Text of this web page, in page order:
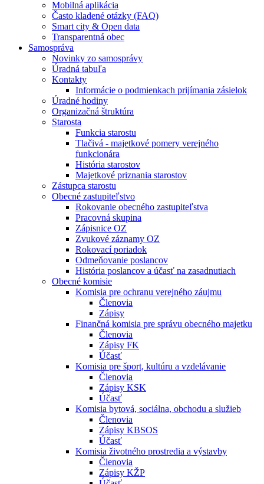
Mobilná aplikácia
Často kladené otázky (FAQ)
Smart city & Open data
Transparentná obec
Samospráva
Novinky zo samosprávy
Úradná tabuľa
Kontakty
Informácie o podmienkach prijímania zásielok
Úradné hodiny
Organizačná štruktúra
Starosta
Funkcia starostu
Tlačivá - majetkové pomery verejného
funkcionára
História starostov
Majetkové priznania starostov
Zástupca starostu
Obecné zastupiteľstvo
Rokovanie obecného zastupiteľstva
Pracovná skupina
Zápisnice OZ
Zvukové záznamy OZ
Rokovací poriadok
Odmeňovanie poslancov
História poslancov a účasť na zasadnutiach
Obecné komisie
Komisia pre ochranu verejného záujmu
Členovia
Zápisy
Finančná komisia pre správu obecného majetku
Členovia
Zápisy FK
Účasť
Komisia pre šport, kultúru a vzdelávanie
Členovia
Zápisy KSK
Účasť
Komisia bytová, sociálna, obchodu a služieb
Členovia
Zápisy KBSOS
Účasť
Komisia životného prostredia a výstavby
Členovia
Zápisy KŽP